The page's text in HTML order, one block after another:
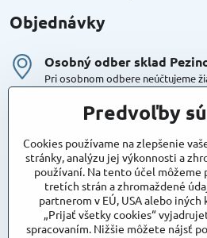
Objednávky
Osobný odber sklad
Pri osobnom odbere neúčtujeme
Kuriér DPD , Geis
Cena za dopravu:
Maxstore
Bratislavská 79
Areál Satina
90201 Pezinok
Predvoľby
Cookies používame na zlepšenie
stránky, analýzu jej výkonnosti a
používaní. Na tento účel môžeme
tretích strán a zhromaždené
partnerom v EÚ, USA alebo
„Prijať všetky cookies“
spracovaním. Nižšie môžete nájsť